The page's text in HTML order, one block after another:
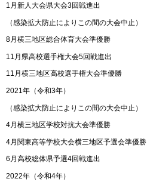
1月新人大会県大会3回戦進出
（感染拡大防止によりこの間の大会中止）
8月横三地区総合体育大会準優勝
11月県高校選手権大会5回戦進出
11月横三地区高校選手権大会準優勝
2021年（令和3年）
（感染拡大防止によりこの間の大会中止）
4月横三地区学校対抗大会準優勝
4月関東高等学校大会横三地区予選会準優勝
6月高校総体県予選4回戦進出
2022年（令和4年）